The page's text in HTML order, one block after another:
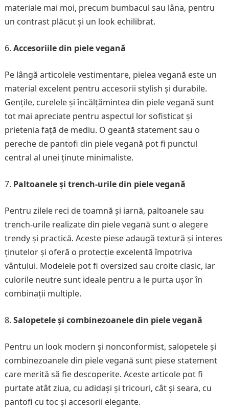
materiale mai moi, precum bumbacul sau lâna, pentru
un contrast plăcut și un look echilibrat.
Accesoriile din piele vegană
Pe lângă articolele vestimentare, pielea vegană este un
material excelent pentru accesorii stylish și durabile.
Gențile, curelele și încălțămintea din piele vegană sunt
tot mai apreciate pentru aspectul lor sofisticat și
prietenia față de mediu. O geantă statement sau o
pereche de pantofi din piele vegană pot fi punctul
central al unei ținute minimaliste.
Paltoanele și trench-urile din piele vegană
Pentru zilele reci de toamnă și iarnă, paltoanele sau
trench-urile realizate din piele vegană sunt o alegere
trendy și practică. Aceste piese adaugă textură și interes
ținutelor și oferă o protecție excelentă împotriva
vântului. Modelele pot fi oversized sau croite clasic, iar
culorile neutre sunt ideale pentru a le purta ușor în
combinații multiple.
Salopetele și combinezoanele din piele vegană
Pentru un look modern și nonconformist, salopetele și
combinezoanele din piele vegană sunt piese statement
care merită să fie descoperite. Aceste articole pot fi
purtate atât ziua, cu adidași și tricouri, cât și seara, cu
pantofi cu toc și accesorii elegante.